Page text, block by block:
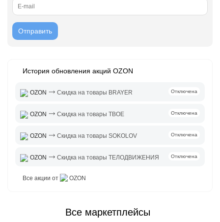
История обновления акций OZON
OZON ⤑ Скидка на товары BRAYER Отключена
OZON ⤑ Скидка на товары ТВОЕ Отключена
OZON ⤑ Скидка на товары SOKOLOV Отключена
OZON ⤑ Скидка на товары ТЕЛОДВИЖЕНИЯ Отключена
Все акции от OZON
Все маркетплейсы